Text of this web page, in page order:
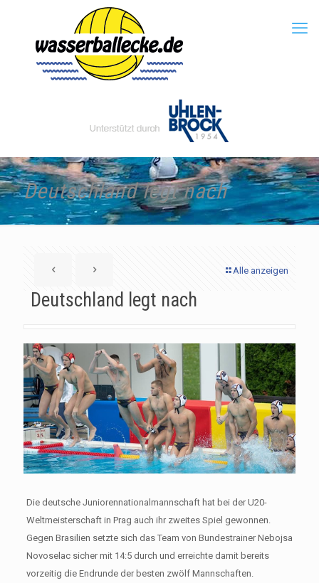
Deutschland legt nach
Alle anzeigen
Deutschland legt nach
Die deutsche Juniorennationalmannschaft hat bei der U20-
Weltmeisterschaft in Prag auch ihr zweites Spiel gewonnen.
Gegen Brasilien setzte sich das Team von Bundestrainer Nebojsa
Novoselac sicher mit 14:5 durch und erreichte damit bereits
vorzeitig die Endrunde der besten zwölf Mannschaften.